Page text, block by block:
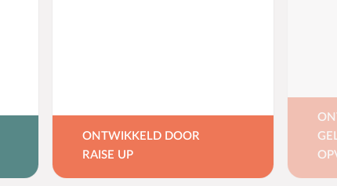
ONTWIKKELD DOOR
RAISE UP